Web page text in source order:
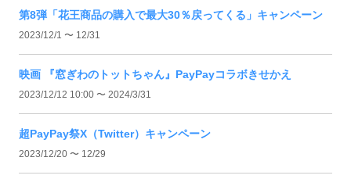
第8弾「花王商品の購入で最大30％戻ってくる」キャンペーン
2023/12/1 〜 12/31
映画 『窓ぎわのトットちゃん』PayPayコラボきせかえ
2023/12/12 10:00 〜 2024/3/31
超PayPay祭X（Twitter）キャンペーン
2023/12/20 〜 12/29